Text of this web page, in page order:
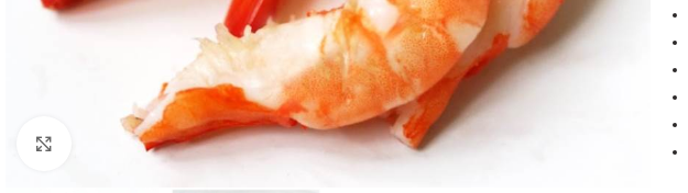
Click to enlarge